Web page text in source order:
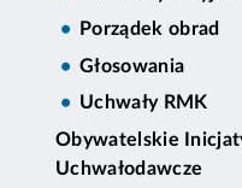
Porządek obrad
Głosowania
Uchwały RMK
Obywatelskie
Uchwałodawcze